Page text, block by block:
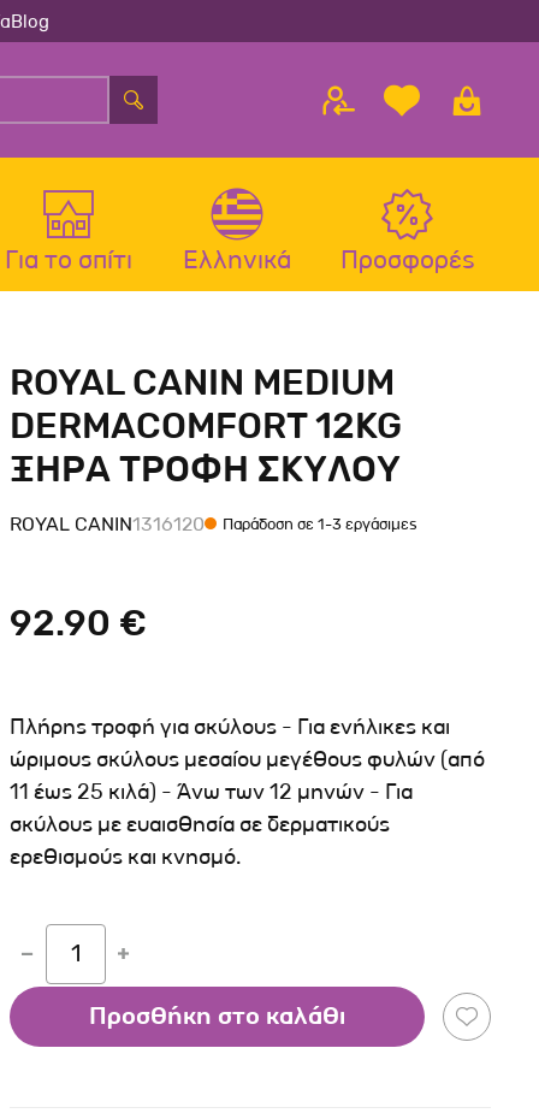
Blog
Μπολ-Ταιστρες-Ποτίστρες Σκύλου
Περιλαίμια Σκύλου
Σαμαράκια Σκύλου
Οδηγοί-Πτυσσόμενοι Οδηγοί
Παιχνίδια Σκύλου
Κουδουνάκια Σκύλου
Εκπαίδευση Σκύλου
Μπολ-Ταιστρες-Ποτίστρες Γάτας
Περιλαίμια-Σαμαράκια Γάτας
Παιχνίδια Γάτας
Ονυχοδρόμια Γάτας
Για το σπίτι Ελληνικά Προσφορές
ROYAL CANIN MEDIUM
DERMACOMFORT 12KG
ΞΗΡΑ ΤΡΟΦΗ ΣΚΥΛΟΥ
ROYAL CANIN1316120 Παράδοση σε 1-3 εργάσιμες
92.90 €
Πλήρης τροφή για σκύλους - Για ενήλικες και
ώριμους σκύλους μεσαίου μεγέθους φυλών (από
11 έως 25 κιλά) - Άνω των 12 μηνών - Για
σκύλους με ευαισθησία σε δερματικούς
ερεθισμούς και κνησμό.
1
Προσθήκη στο καλάθι